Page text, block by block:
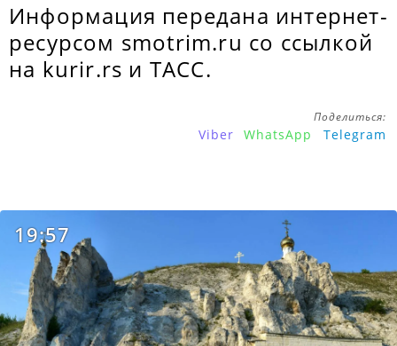
Информация передана интернет-
ресурсом smotrim.ru со ссылкой
на kurir.rs и ТАСС.
Поделиться:
Viber WhatsApp Telegram
19:57